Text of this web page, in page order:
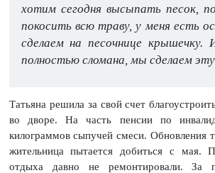
хотим сегодня высыпать песок,
покосить всю траву, у меня есть
сделаем на песочнице крышечку.
полностью сломана, мы сделаем эту
Татьяна решила за свой счет
во дворе. На часть пенсии по
килограммов сыпучей смеси. Обновления
жительница пытается добиться с мая.
отдыха давно не ремонтировали. За